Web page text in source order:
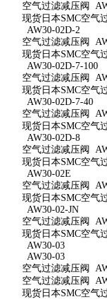
空气过滤减压阀
现货日本SMC空气
AW30-02D-2
空气过滤减压阀
现货日本SMC空气
AW30-02D-7-100
空气过滤减压阀
现货日本SMC空气
AW30-02D-7-40
空气过滤减压阀
现货日本SMC空气
AW30-02D-8
空气过滤减压阀
现货日本SMC空气
AW30-02E
空气过滤减压阀
现货日本SMC空气
AW30-02-JN
空气过滤减压阀
现货日本SMC空气
AW30-03
AW30-03
空气过滤减压阀
空气过滤减压阀
现货日本SMC空气